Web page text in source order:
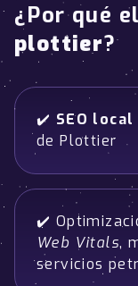
¿Por qué
plottier?
✔️ SEO local
de Plottier
✔️
Web Vitals,
servicios